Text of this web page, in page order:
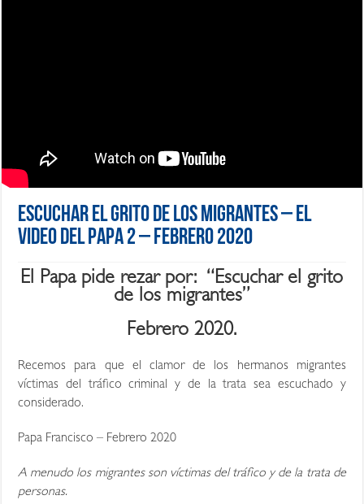
Escuchar el grito de los migrantes – El
Video del Papa 2 – Febrero 2020
El Papa pide rezar por: “Escuchar el grito
de los migrantes”
Febrero 2020.
Recemos para que el clamor de los hermanos migrantes
víctimas del tráfico criminal y de la trata sea escuchado y
considerado.
Papa Francisco – Febrero 2020
A menudo los migrantes son víctimas del tráfico y de la trata de
personas.